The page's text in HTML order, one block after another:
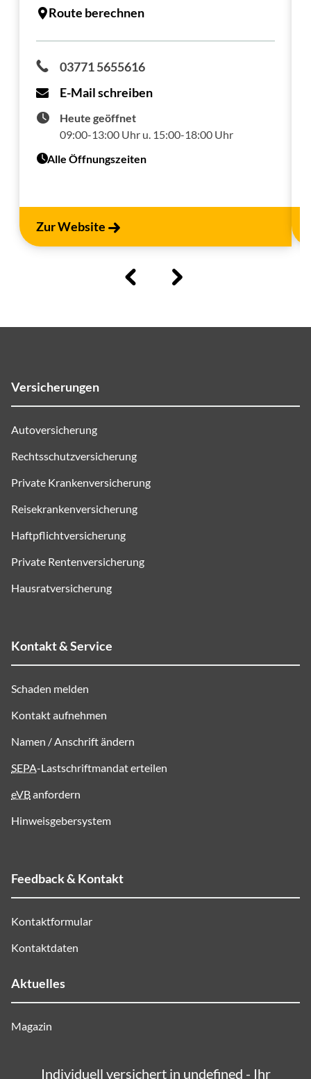
Route berechnen
03771 5655616
E-Mail schreiben
Heute geöffnet
09:00-13:00 Uhr u. 15:00-18:00 Uhr
Alle Öffnungszeiten
Zur Website
Versicherungen
Autoversicherung
Rechtsschutzversicherung
Private Krankenversicherung
Reisekrankenversicherung
Haftpflichtversicherung
Private Rentenversicherung
Hausratversicherung
Kontakt & Service
Schaden melden
Kontakt aufnehmen
Namen / Anschrift ändern
SEPA-Lastschriftmandat erteilen
eVBanfordern
Hinweisgebersystem
Feedback & Kontakt
Kontaktformular
Kontaktdaten
Aktuelles
Magazin
Individuell versichert in undefined - Ihr